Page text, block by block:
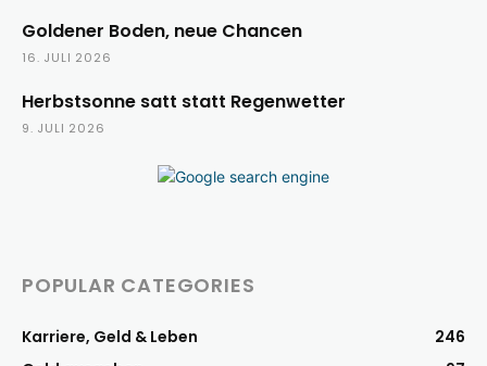
Goldener Boden, neue Chancen
16. JULI 2026
Herbstsonne satt statt Regenwetter
9. JULI 2026
POPULAR CATEGORIES
Karriere, Geld & Leben
246